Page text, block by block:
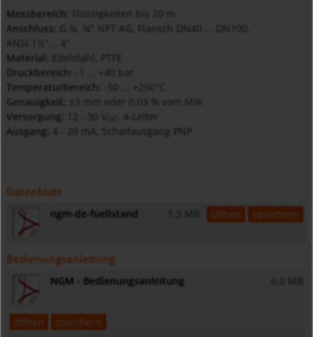
Messbereich:
Flüssigkeiten bis 20 m
Anschluss:
G ¾, ¾" NPT AG, Flansch DN40 ... DN100,
ANSI 1½"... 4"
Material:
Druckbereich:
-1 ... +40 bar
Temperaturbereich:
-50 ... +250°C
Genauigkeit:
±3 mm oder 0,03 % vom MW
Versorgung:
V
, 4-Leiter
Ausgang:
4 - 20 mA, Schaltausgang PNP
Datenblatt
ngm-de-fuellstand öffnen speichern
Bedienungsanleitung
NGM - Bedienungsanleitung 6,0 MB
öffnen
speichern